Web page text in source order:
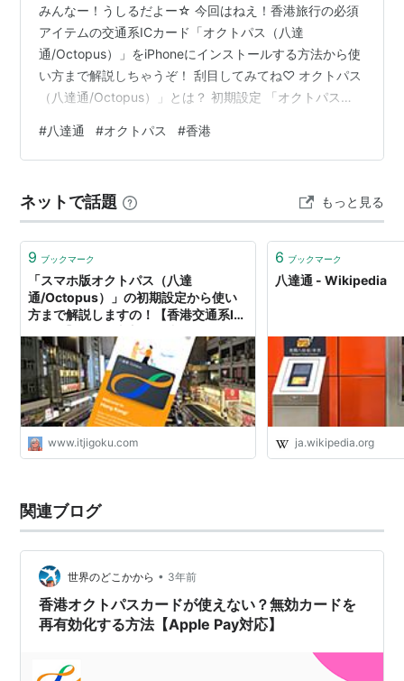
みんなー！うしるだよー☆ 今回はねえ！香港旅行の必須
アイテムの交通系ICカード「オクトパス（八達
通/Octopus）」をiPhoneにインストールする方法から使
い方まで解説しちゃうぞ！ 刮目してみてね♡ オクトパス
（八達通/Octopus）」とは？ 初期設定 「オクトパス
電車 路線バス 緑のミニバス フェリー レストラン スーパ
ーマーケット 自動販売機 オクトパス（八達
ICカードです。日本のSuicaやICOCAのように、公共交通
機関の支払いや、コンビニ、レストランなどでの…
#八達通 #オクトパス #香港
ネットで話題 もっと見る
9 ブックマーク
「スマホ版オクトパス（八達
通/Octopus）」の初期設定から使い
方まで解説しますの！【香港交通系IC
www.itjigoku.com
6 ブックマーク
八達通 - Wikipedia
ja.wikipedia.org
関連ブログ
世界のどこかから • 3年前
香港オクトパスカードが使えない？無効カードを
再有効化する方法【Apple Pay対応】